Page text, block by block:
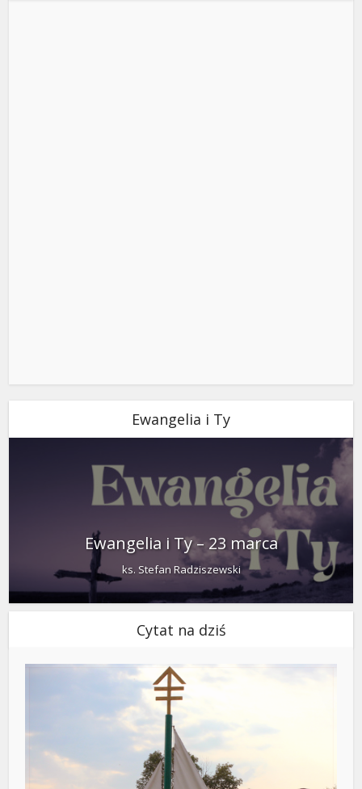
Ewangelia i Ty
Ewangelia i Ty – 23 marca
ks. Stefan Radziszewski
Cytat na dziś